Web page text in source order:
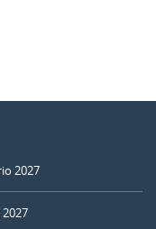
2027